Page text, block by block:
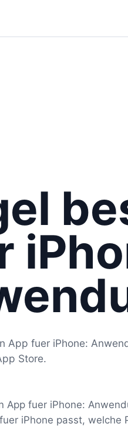
App fuer iPhone:
Store.
App fuer iPhone:
iPhone passt,